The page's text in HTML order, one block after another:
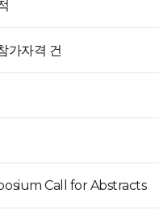
가자격 건
Call for Abstracts